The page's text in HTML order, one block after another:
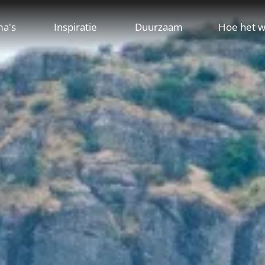
Inspiratie Duurzaam Hoe het